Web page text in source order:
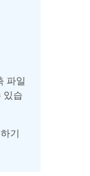
파일
있습
기